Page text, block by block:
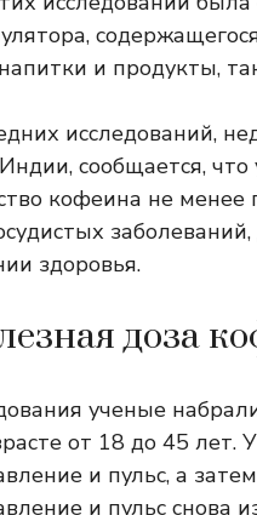
и продукты,
исследований,
сообщается,
кофеина не
здоровья.
доза
ученые
от 18 до 45 лет.
и пульс, а
и пульс снова